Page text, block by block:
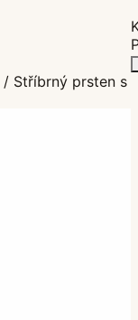
/ Stříbrný prsten s